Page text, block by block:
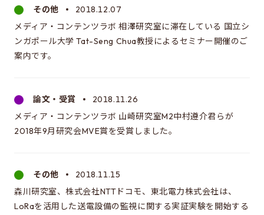
時間割
施設・設備
卒業生の進路
ガイダンスについて
進学に関するQ&A
その他
2018.12.07
メディア・コンテンツラボ 相澤研究室に滞在している 国立シ
ンガポール大学 Tat-Seng Chua教授によるセミナー開催のご
案内です。
論文・受賞
2018.11.26
メディア・コンテンツラボ 山崎研究室M2中村遵介君らが
2018年9月研究会MVE賞を受賞しました。
その他
2018.11.15
森川研究室、株式会社NTTドコモ、東北電力株式会社は、
LoRaを活用した送電設備の監視に関する実証実験を開始する